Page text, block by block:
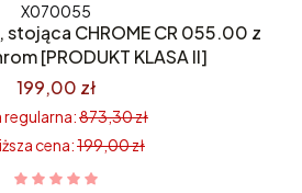
X070055
CHROME CR 055.00 z
[PRODUKT KLASA II]
199,00 zł
regularna:873,30 zł
cena:199,00 zł